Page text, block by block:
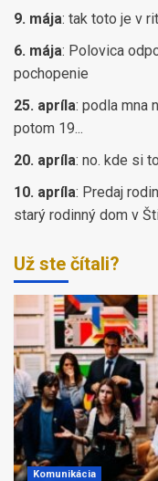
9. mája: tak toto je v
6. mája: Polovica
pochopenie
25. apríla: podla mna
potom 19...
20. apríla: no. kde si
10. apríla: Predaj
starý rodinný dom v
Už ste čítali?
Komunikácia